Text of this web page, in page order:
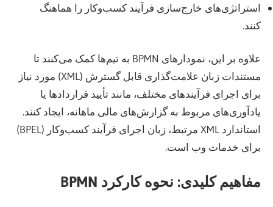
استراتژی‌های خارج‌سازی فرآیند کسب‌وکار را هماهنگ
کنند.
علاوه بر این، نمودارهای BPMN به تیم‌ها کمک می‌کنند تا
مستندات زبان علامت‌گذاری قابل گسترش (XML) مورد نیاز
برای اجرای فرآیندهای مختلف، مانند تأیید قراردادها یا
یادآوری‌های مربوط به گزارش‌های مالی ماهانه، ایجاد کنند.
استاندارد XML مرتبط، زبان اجرای فرآیند کسب‌وکار (BPEL)
برای خدمات وب است.
مفاهیم کلیدی: نحوه کارکرد BPMN